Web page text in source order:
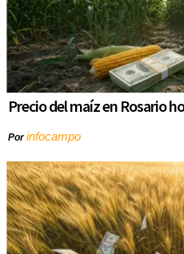
Precio del maíz en Rosario
Porinfocampo